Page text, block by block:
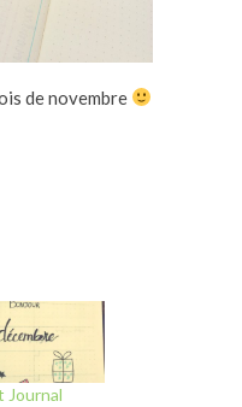
de novembre
Journal